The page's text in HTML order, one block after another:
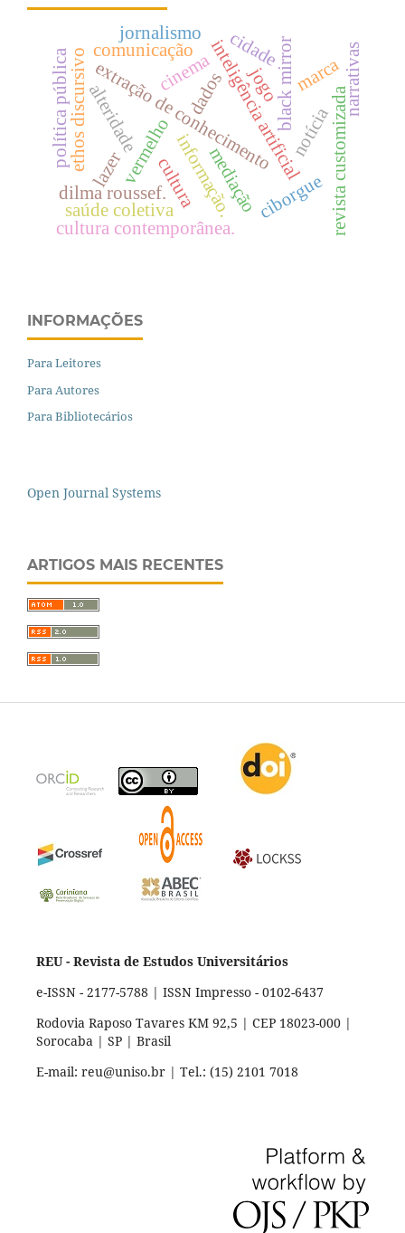
inteligência artificial
extração de conhecimento
dados
informação. ciborgue
black mirror
cultura contemporânea. revista customizada
ethos discursivo comunicação
cultura
cidade
saúde coletiva
vermelho
dilma roussef.
política pública alteridade
cinema marca
jogo
notícia
jornalismo
mediação
lazer
narrativas
INFORMAÇÕES
Para Leitores
Para Autores
Para Bibliotecários
Open Journal Systems
ARTIGOS MAIS RECENTES
REU - Revista de Estudos Universitários
e-ISSN - 2177-5788 | ISSN Impresso - 0102-6437
Rodovia Raposo Tavares KM 92,5 | CEP 18023-000 |
Sorocaba | SP | Brasil
E-mail: reu@uniso.br | Tel.: (15) 2101 7018